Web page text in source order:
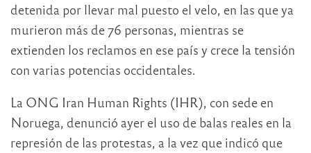
detenida por llevar mal puesto el velo, en las que ya
murieron más de 76 personas, mientras se
extienden los reclamos en ese país y crece la tensión
con varias potencias occidentales.
La ONG Iran Human Rights (IHR), con sede en
Noruega, denunció ayer el uso de balas reales en la
represión de las protestas, a la vez que indicó que